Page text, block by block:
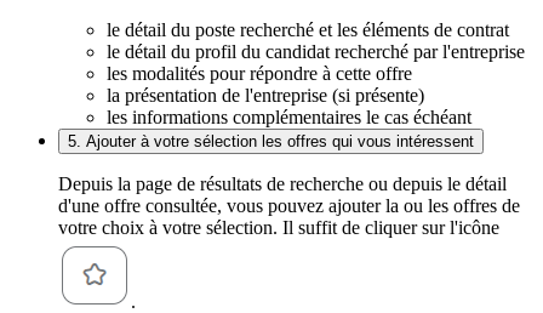
le détail du poste recherché et les éléments de contrat
le détail du profil du candidat recherché par l'entreprise
les modalités pour répondre à cette offre
la présentation de l'entreprise (si présente)
les informations complémentaires le cas échéant
5. Ajouter à votre sélection les offres qui vous intéressent
Depuis la page de résultats de recherche ou depuis le détail
d'une offre consultée, vous pouvez ajouter la ou les offres de
votre choix à votre sélection. Il suffit de cliquer sur l'icône
.